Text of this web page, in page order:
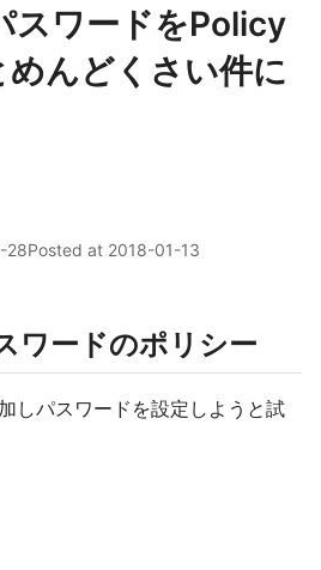
スワードをPolicy
んどくさい件に
28Posted at 2018-01-13
ワードのポリシー
しパスワードを設定しようと試